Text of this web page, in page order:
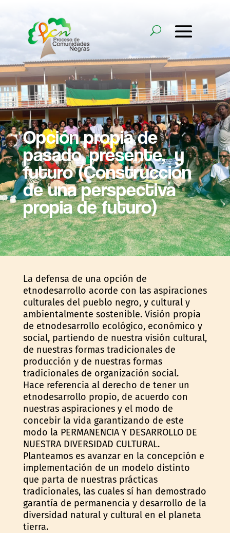
Opción propia de
pasado, presente, y
futuro (Construcción
de una perspectiva
propia de futuro)
La defensa de una opción de
etnodesarrollo acorde con las aspiraciones
culturales del pueblo negro, y cultural y
ambientalmente sostenible. Visión propia
de etnodesarrollo ecológico, económico y
social, partiendo de nuestra visión cultural,
de nuestras formas tradicionales de
producción y de nuestras formas
tradicionales de organización social.
Hace referencia al derecho de tener un
etnodesarrollo propio, de acuerdo con
nuestras aspiraciones y el modo de
concebir la vida garantizando de este
modo la PERMANENCIA Y DESARROLLO DE
NUESTRA DIVERSIDAD CULTURAL.
Planteamos es avanzar en la concepción e
implementación de un modelo distinto
que parta de nuestras prácticas
tradicionales, las cuales sí han demostrado
garantía de permanencia y desarrollo de la
diversidad natural y cultural en el planeta
tierra.